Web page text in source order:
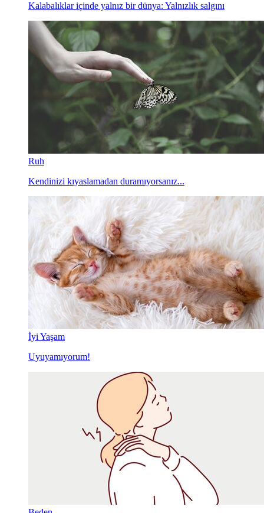
Kalabalıklar içinde yalnız bir dünya: Yalnızlık salgını
Ruh
Kendinizi kıyaslamadan duramıyorsanız...
İyi Yaşam
Uyuyamıyorum!